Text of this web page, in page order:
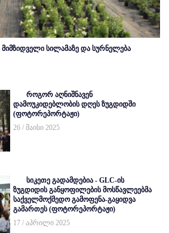
მიმზიდველი სილამაზე და სურნელება
როგორ აღნიშნავენ
დამოუკიდებლობის დღეს ზუგდიდში
(ფოტორეპორტაჟი)
26 / მაისი 2025
სიკეთე გადამდებია - GLC-ის
ზუგდიდის განყოფილების მოსწავლეებმა
საქველმოქმედო გამოფენა-გაყიდვა
გამართეს (ფოტორეპორტაჟი)
17 / აპრილი 2025